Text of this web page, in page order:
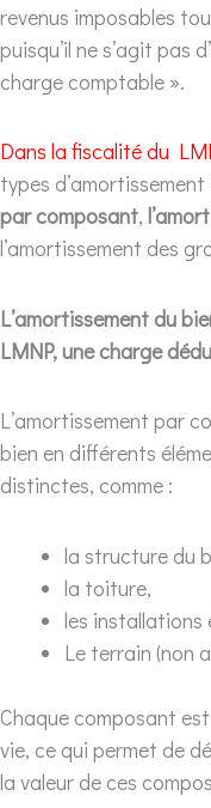
revenus imposables
puisqu’il ne s’agit pas
charge comptable ».
Dans la fiscalité du
types d’amortissement
par composant,
l’amortissement des
L’amortissement du
LMNP, une charge
L’amortissement par
bien en différents
distinctes, comme :
la structure du
la toiture,
les installations
Le terrain (non
Chaque composant
vie, ce qui permet de
la valeur de ces